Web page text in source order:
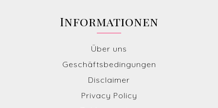
Informationen
Über uns
Geschäftsbedingungen
Disclaimer
Privacy Policy